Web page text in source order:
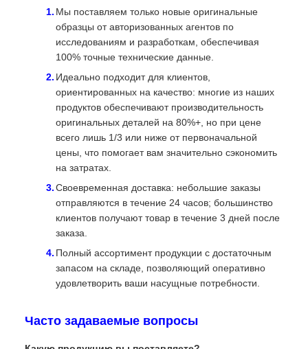
Мы поставляем только новые оригинальные
образцы от авторизованных агентов по
исследованиям и разработкам, обеспечивая
100% точные технические данные.
Идеально подходит для клиентов,
ориентированных на качество: многие из наших
продуктов обеспечивают производительность
оригинальных деталей на 80%+, но при цене
всего лишь 1/3 или ниже от первоначальной
цены, что помогает вам значительно сэкономить
на затратах.
Своевременная доставка: небольшие заказы
отправляются в течение 24 часов; большинство
клиентов получают товар в течение 3 дней после
заказа.
Полный ассортимент продукции с достаточным
запасом на складе, позволяющий оперативно
удовлетворить ваши насущные потребности.
Часто задаваемые вопросы